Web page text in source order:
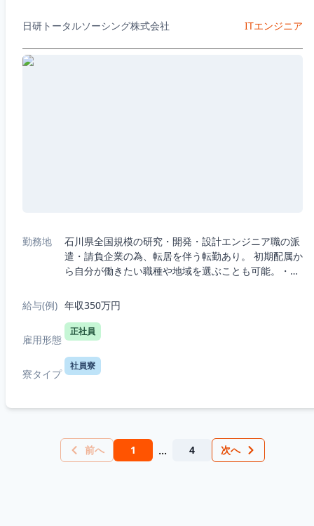
日研トータルソーシング株式会社 ITエンジニア
勤務地
石川県全国規模の研究・開発・設計エンジニア職の派
遣・請負企業の為、転居を伴う転勤あり。 初期配属か
ら自分が働きたい職種や地域を選ぶことも可能。・5
R&D（化学生物系）・7つの勤務エリア...
給与(例) 年収350万円
雇用形態
正社員
寮タイプ
社員寮
前へ 1 ... 4 次へ